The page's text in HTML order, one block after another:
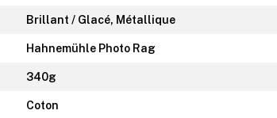
Brillant / Glacé, Métallique
Hahnemühle Photo Rag
340g
Coton